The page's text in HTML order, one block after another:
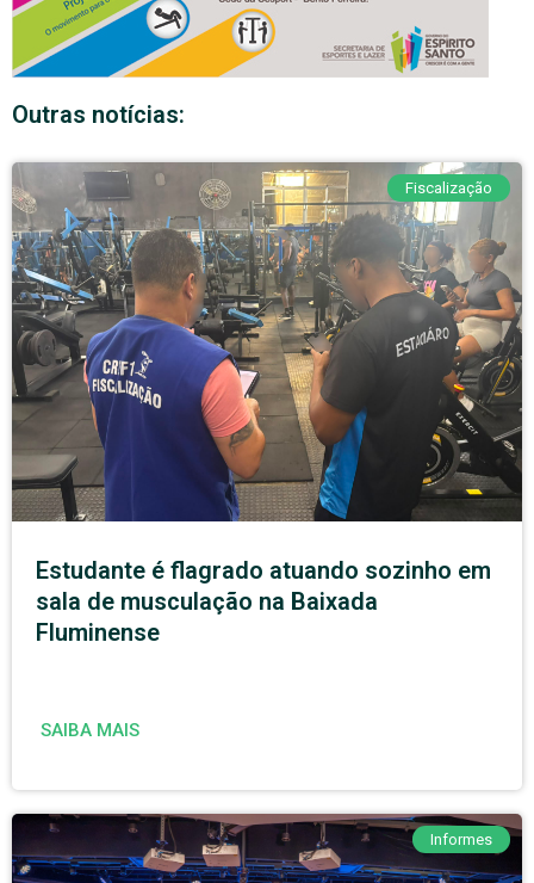
Outras notícias:
Fiscalização
Estudante é flagrado atuando sozinho em
sala de musculação na Baixada
Fluminense
SAIBA MAIS
Informes